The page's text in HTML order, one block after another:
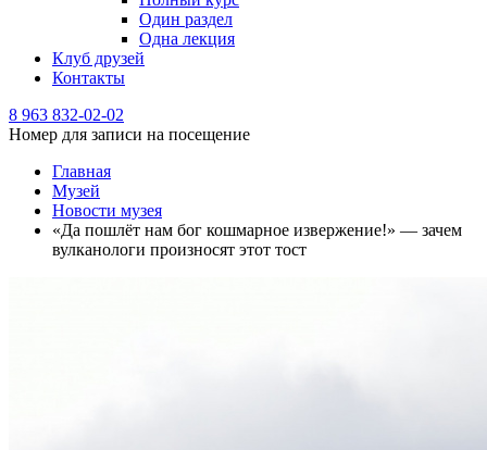
Один раздел
Одна лекция
Клуб друзей
Контакты
8 963 832-02-02
Номер для записи на посещение
Главная
Музей
Новости музея
«Да пошлёт нам бог кошмарное извержение!» — зачем
вулканологи произносят этот тост